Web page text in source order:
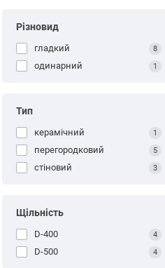
Різновид
гладкий 8
одинарний 1
Тип
керамічний 1
перегородковий 5
стіновий 3
Щільність
D-400 4
D-500 4